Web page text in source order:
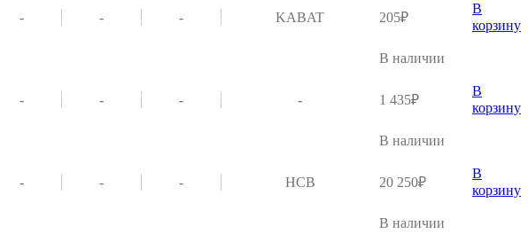
- - - KABAT 205₽
В
корзину
В наличии
- - - - 1 435₽
В
корзину
В наличии
- - - HCB 20 250₽
В
корзину
В наличии